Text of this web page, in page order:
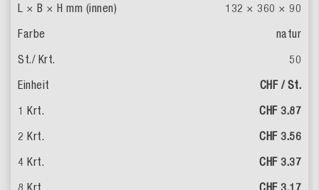
132 × 360 × 90
natur
50
CHF / St.
CHF 3.87
CHF 3.56
CHF 3.37
CHF 3.17